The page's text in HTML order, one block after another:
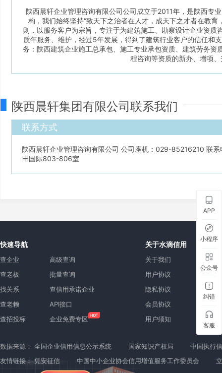
陕西晨轩企业管理咨询有限公司公司成立于2011年，是陕西专
构，我们始终坚持“致天下之治者在人才，成天下之才者在教
则，以服务客户为宗旨，专注于为建筑施工、勘察设计企业资
质年服务、维护，经过5年发展，得到了建筑行业客户的信任和
务：陕西建筑企业施工总承包、施工专业承包资质、建筑劳务
程咨询等资质的新办、增项
陕西晨轩集团有限公司联系我们
联系方式
陕西晨轩企业管理咨询有限公司 公司座机：029-85216210 联
丰国际803-806室
快速导航
查企业
查老板
找关系
查老赖
查招投标
高级查询
批量查询
查信用承诺企业
API接口
企业免费专区
关于水滴信用
关于我们
用户协议
隐私协议
会员协议
用户须知
数据来源： 全国企业信用信息公示系统 国家知识产权局
中国执行
友情链接： 凭安征信 中国中小企业协会信用增值服务工作委员会
APP
小程序
公众号
纠错
客服